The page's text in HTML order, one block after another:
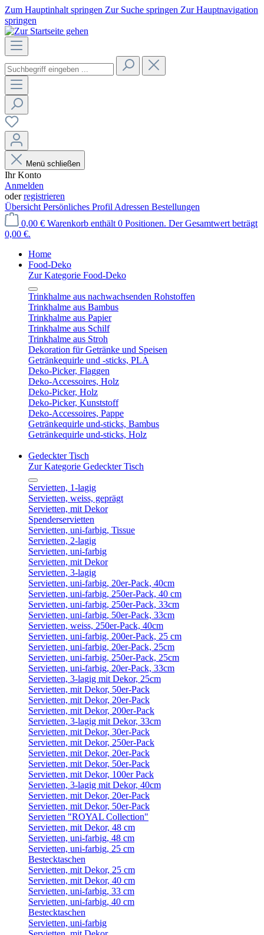
Zum Hauptinhalt springen Zur Suche springen Zur Hauptnavigation
springen
Menü schließen
Ihr Konto
Anmelden
oderregistrieren
Übersicht Persönliches Profil Adressen Bestellungen
0,00 € Warenkorb enthält 0 Positionen. Der Gesamtwert beträgt
0,00 €.
Home
Food-Deko
Zur Kategorie Food-Deko
Trinkhalme aus nachwachsenden Rohstoffen
Trinkhalme aus Bambus
Trinkhalme aus Papier
Trinkhalme aus Schilf
Trinkhalme aus Stroh
Dekoration für Getränke und Speisen
Getränkequirle und -sticks, PLA
Deko-Picker, Flaggen
Deko-Accessoires, Holz
Deko-Picker, Holz
Deko-Picker, Kunststoff
Deko-Accessoires, Pappe
Getränkequirle und-sticks, Bambus
Getränkequirle und-sticks, Holz
Gedeckter Tisch
Zur Kategorie Gedeckter Tisch
Servietten, 1-lagig
Servietten, weiss, geprägt
Servietten, mit Dekor
Spenderservietten
Servietten, uni-farbig, Tissue
Servietten, 2-lagig
Servietten, uni-farbig
Servietten, mit Dekor
Servietten, 3-lagig
Servietten, uni-farbig, 20er-Pack, 40cm
Servietten, uni-farbig, 250er-Pack, 40 cm
Servietten, uni-farbig, 250er-Pack, 33cm
Servietten, uni-farbig, 50er-Pack, 33cm
Servietten, weiss, 250er-Pack, 40cm
Servietten, uni-farbig, 200er-Pack, 25 cm
Servietten, uni-farbig, 20er-Pack, 25cm
Servietten, uni-farbig, 250er-Pack, 25cm
Servietten, uni-farbig, 20er-Pack, 33cm
Servietten, 3-lagig mit Dekor, 25cm
Servietten, mit Dekor, 50er-Pack
Servietten, mit Dekor, 20er-Pack
Servietten, mit Dekor, 200er-Pack
Servietten, 3-lagig mit Dekor, 33cm
Servietten, mit Dekor, 30er-Pack
Servietten, mit Dekor, 250er-Pack
Servietten, mit Dekor, 20er-Pack
Servietten, mit Dekor, 50er-Pack
Servietten, mit Dekor, 100er Pack
Servietten, 3-lagig mit Dekor, 40cm
Servietten, mit Dekor, 20er-Pack
Servietten, mit Dekor, 50er-Pack
Servietten "ROYAL Collection"
Servietten, mit Dekor, 48 cm
Servietten, uni-farbig, 48 cm
Servietten, uni-farbig, 25 cm
Bestecktaschen
Servietten, mit Dekor, 25 cm
Servietten, mit Dekor, 40 cm
Servietten, uni-farbig, 33 cm
Servietten, uni-farbig, 40 cm
Bestecktaschen
Servietten, uni-farbig